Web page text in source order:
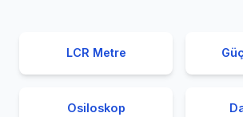
LCR Metre
Osiloskop